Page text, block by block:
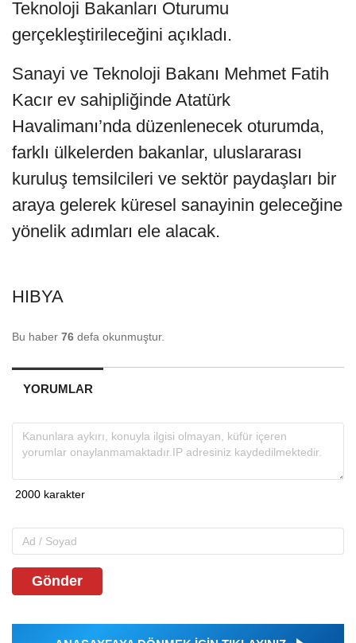
Teknoloji Bakanları Oturumu
gerçekleştirileceğini açıkladı.
Sanayi ve Teknoloji Bakanı Mehmet Fatih
Kacır ev sahipliğinde Atatürk
Havalimanı’nda düzenlenecek oturumda,
farklı ülkelerden bakanlar, uluslararası
kuruluş temsilcileri ve sektör paydaşları bir
araya gelerek küresel sanayinin geleceğine
yönelik adımları ele alacak.
HIBYA
Bu haber 76 defa okunmuştur.
YORUMLAR
Gönder